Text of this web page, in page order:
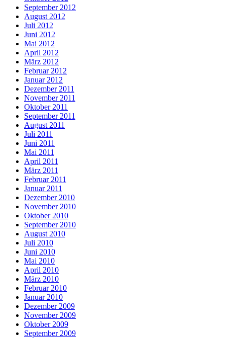
September 2012
August 2012
Juli 2012
Juni 2012
Mai 2012
April 2012
März 2012
Februar 2012
Januar 2012
Dezember 2011
November 2011
Oktober 2011
September 2011
August 2011
Juli 2011
Juni 2011
Mai 2011
April 2011
März 2011
Februar 2011
Januar 2011
Dezember 2010
November 2010
Oktober 2010
September 2010
August 2010
Juli 2010
Juni 2010
Mai 2010
April 2010
März 2010
Februar 2010
Januar 2010
Dezember 2009
November 2009
Oktober 2009
September 2009